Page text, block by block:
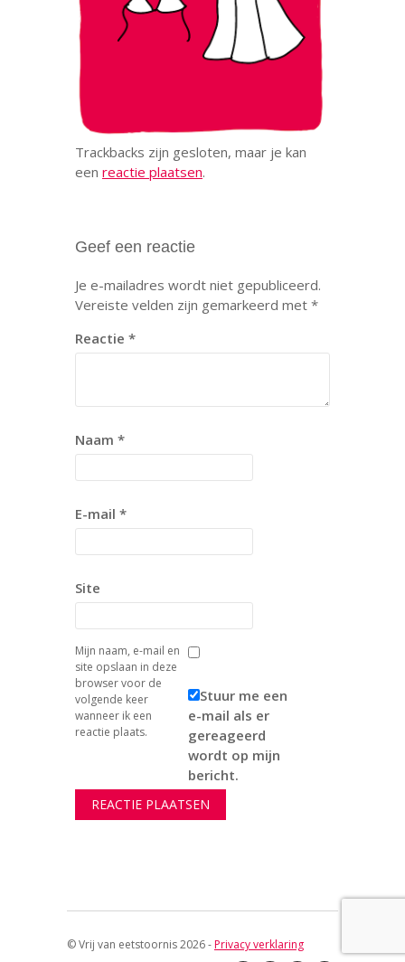
Trackbacks zijn gesloten, maar je kan
een reactie plaatsen.
Geef een reactie
Je e-mailadres wordt niet gepubliceerd.
Vereiste velden zijn gemarkeerd met *
Reactie *
Naam *
E-mail *
Site
Mijn naam, e-mail en
site opslaan in deze
browser voor de
volgende keer
wanneer ik een
reactie plaats.
Stuur me een
e-mail als er
gereageerd
wordt op mijn
bericht.
© Vrij van eetstoornis 2026 -Privacy verklaring